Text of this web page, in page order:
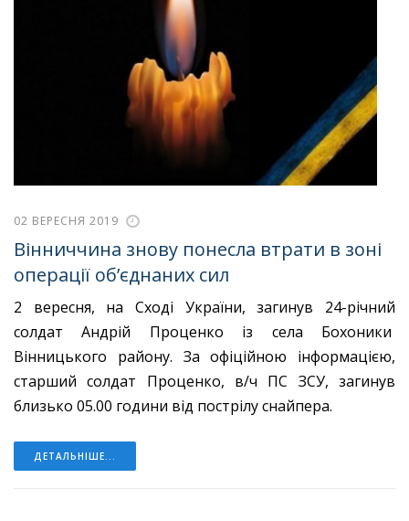
02 ВЕРЕСНЯ 2019
Вінниччина знову понесла втрати в зоні
операції об’єднаних сил
2 вересня, на Сході України, загинув 24-річний
солдат Андрій Проценко із села Бохоники
Вінницького району. За офіційною інформацією,
старший солдат Проценко, в/ч ПС ЗСУ, загинув
близько 05.00 години від пострілу снайпера.
ДЕТАЛЬНІШЕ...